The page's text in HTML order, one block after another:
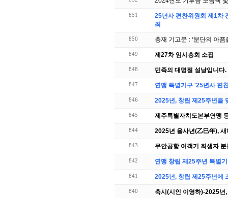
851
25년사 편찬위원회 제1차 전체회의(3월 5일)
최
850 총재 기고문 : ‘분단의 아
849 제27차 임시총회 소집
848 민족의 대명절 설날입니다
847 연맹 특별기구 '25년사 편
846 2025년, 창립 제25주년을
845 제주특별자치도본부연맹
844 2025년 을사년(乙巳年),
843 무안공항 여객기 희생자
842 연맹 창립 제25주년 특별
841 2025년, 창립 제25주년에
840 축시(시인 이영하)-2025년